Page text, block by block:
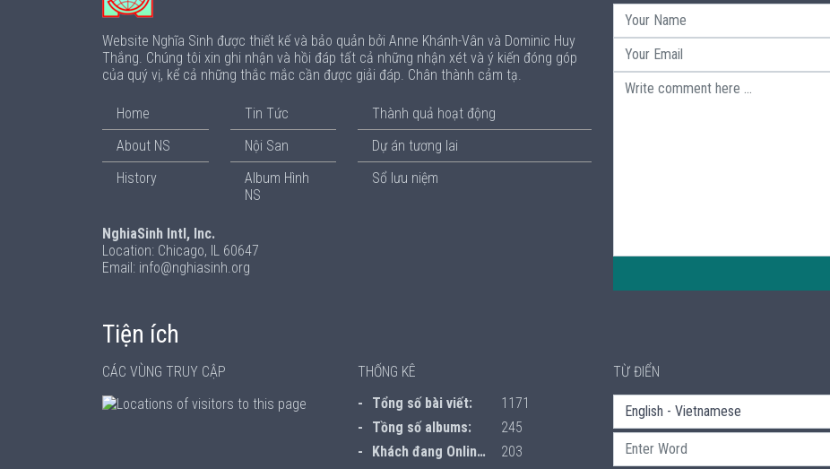
Website Nghĩa Sinh được thiết kế và bảo quản bởi Anne Khánh-Vân và Dominic Huy
Thắng. Chúng tôi xin ghi nhận và hồi đáp tất cả những nhận xét và ý kiến đóng góp
của quý vị, kể cả những thắc mắc cần được giải đáp. Chân thành cảm tạ.
Home
About NS
History
Tin Tức
Nội San
Album Hình
NS
Thành quả hoạt động
Dự án tương lai
Sổ lưu niệm
NghiaSinh Intl, Inc.
Location: Chicago, IL 60647
Email: info@nghiasinh.org
Tiện ích
CÁC VÙNG TRUY CẬP
THỐNG KÊ
Tổng số bài viết:
1171
Tồng số albums:
245
Khách đang Online:
203
TỪ ĐIỂN